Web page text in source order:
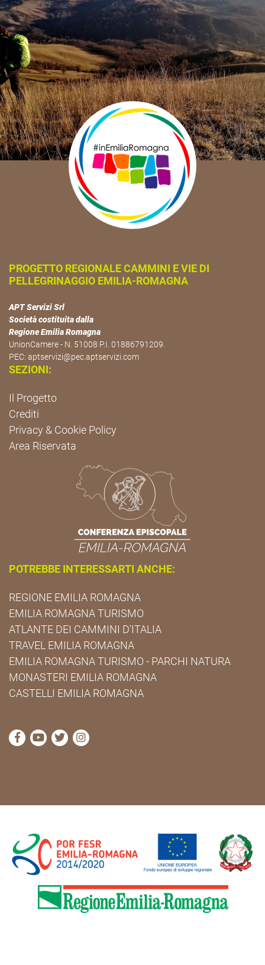
PROGETTO REGIONALE CAMMINI E VIE DI
PELLEGRINAGGIO EMILIA-ROMAGNA
APT Servizi Srl
Società costituita dalla
Regione Emilia Romagna
UnionCamere - N. 51008 P.I. 01886791209.
PEC: aptservizi@pec.aptservizi.com
SEZIONI:
Il Progetto
Crediti
Privacy & Cookie Policy
Area Riservata
POTREBBE INTERESSARTI ANCHE:
REGIONE EMILIA ROMAGNA
EMILIA ROMAGNA TURISMO
ATLANTE DEI CAMMINI D'ITALIA
TRAVEL EMILIA ROMAGNA
EMILIA ROMAGNA TURISMO - PARCHI NATURA
MONASTERI EMILIA ROMAGNA
CASTELLI EMILIA ROMAGNA
visita la pagina Facebook di Cammini Emilia-
visita la pagina YouTube di Cammini Emilia-
visita la pagina Twitter di Cammini Emilia-
visita la pagina Instagram di Cammini